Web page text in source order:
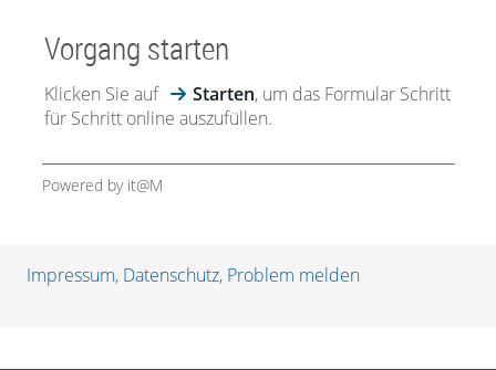
Vorgang starten
Klicken Sie auf Starten, um das Formular Schritt
für Schritt online auszufüllen.
Powered by it@M
Impressum, Datenschutz, Problem melden